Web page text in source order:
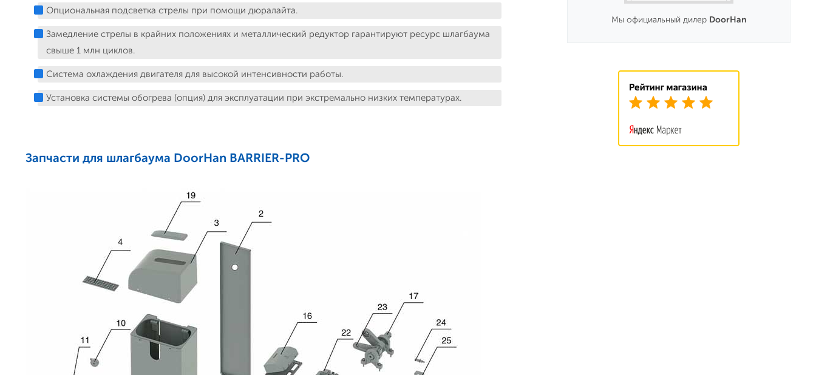
Опциональная подсветка стрелы при помощи дюралайта.
Замедление стрелы в крайних положениях и металлический редуктор гарантируют ресурс шлагбаума
свыше 1 млн циклов.
Система охлаждения двигателя для высокой интенсивности работы.
Установка системы обогрева (опция) для эксплуатации при экстремально низких температурах.
Запчасти для шлагбаума DoorHan BARRIER-PRO
Мы официальный дилер DoorHan